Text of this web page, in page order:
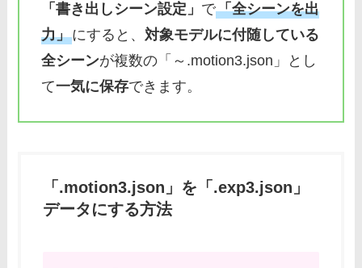
「書き出しシーン設定」 で「全シーンを出
力」にすると、対象モデルに付随している
全シーンが複数の「～.motion3.json」とし
て一気に保存できます。
「.motion3.json」を「.exp3.json」
データにする方法